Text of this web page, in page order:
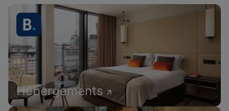
Hébergements